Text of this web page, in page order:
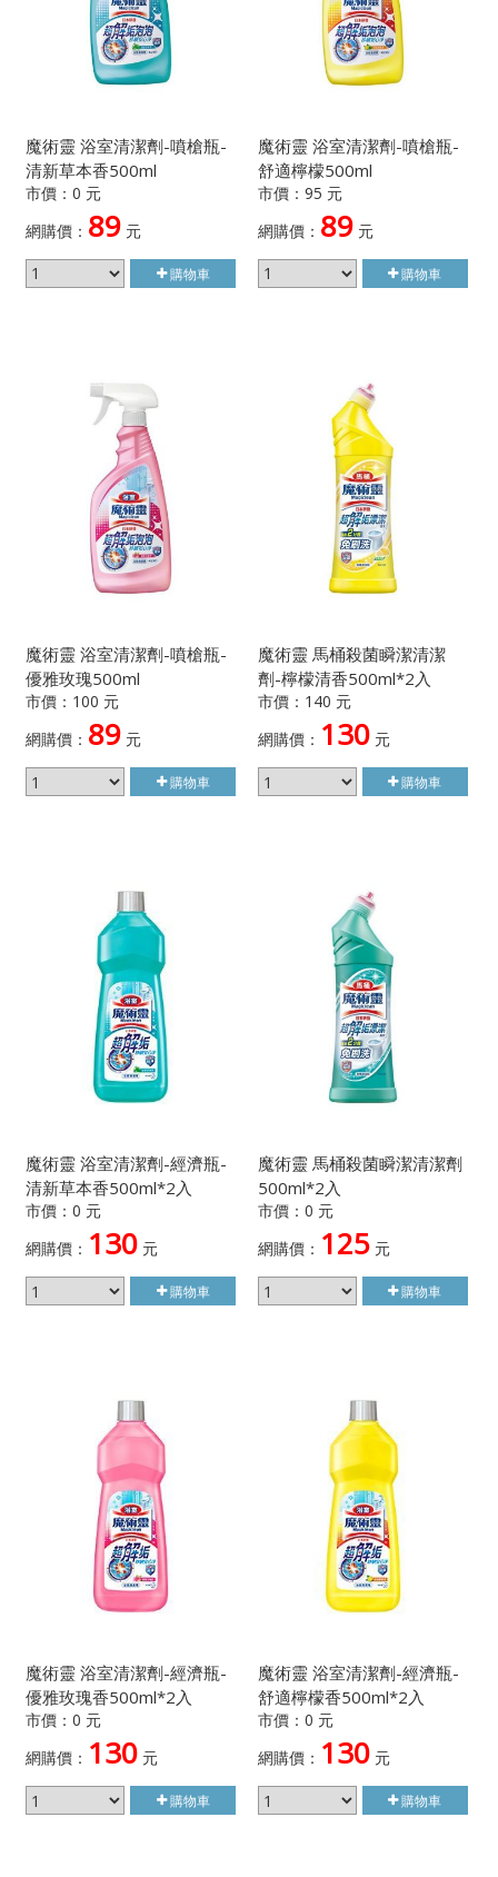
魔術靈 浴室清潔劑-噴槍瓶-
清新草本香500ml
市價：0 元
網購價： 89 元
購物車
魔術靈 浴室清潔劑-噴槍瓶-
舒適檸檬500ml
市價：95 元
網購價： 89元
購物車
魔術靈 浴室清潔劑-噴槍瓶-
優雅玫瑰500ml
市價：100 元
網購價： 89 元
購物車
魔術靈 馬桶殺菌瞬潔清潔
劑-檸檬清香500ml*2入
市價：140 元
網購價： 130元
購物車
魔術靈 浴室清潔劑-經濟瓶-
清新草本香500ml*2入
市價：0 元
網購價： 130 元
購物車
魔術靈 馬桶殺菌瞬潔清潔劑
500ml*2入
市價：0 元
網購價： 125元
購物車
魔術靈 浴室清潔劑-經濟瓶-
優雅玫瑰香500ml*2入
市價：0 元
網購價： 130 元
購物車
魔術靈 浴室清潔劑-經濟瓶-
舒適檸檬香500ml*2入
市價：0 元
網購價： 130元
購物車